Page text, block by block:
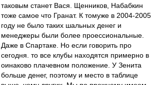
таковым станет Вася. Щенников, Набабкин
тоже самое что Гранат. К томуже в 2004-2005
году не было таких шальных денег и
менеджеры были более проессиональные.
Даже в Спартаке. Но если говорить про
сегодня. то все клубы находятся примерно в
оинаково плачевном положение. У Зенита
больше денег, поэтому и место в таблице